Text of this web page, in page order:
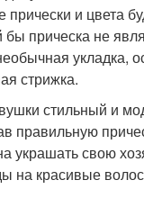
прически и цвета
бы прическа не
укладка,
стрижка.
стильный и
правильную
украшать свою
на красивые